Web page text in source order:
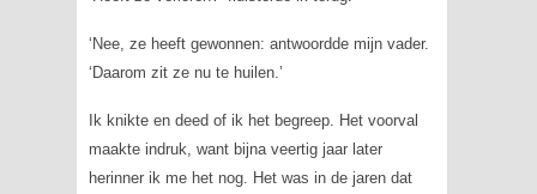
‘Nee, ze heeft gewonnen: antwoordde mijn vader.
‘Daarom zit ze nu te huilen.’
Ik knikte en deed of ik het begreep. Het voorval
maakte indruk, want bijna veertig jaar later
herinner ik me het nog. Het was in de jaren dat